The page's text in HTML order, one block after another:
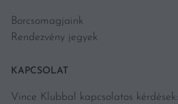
Borcsomagjaink
Rendezvény jegyek
KAPCSOLAT
Vince Klubbal kapcsolatos kérdések: